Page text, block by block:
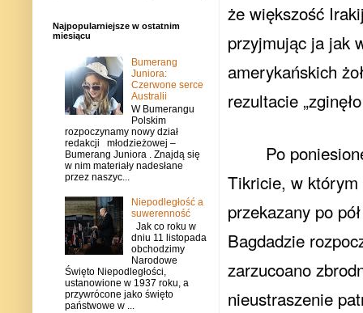
że większość
przyjmując ja jak
amerykańskich
rezultacie
Po
Tikricie, w którym
przekazany po
Bagdadzie
zarzucoano
nieustraszenie
Najpopularniejsze w ostatnim
miesiącu
Bumerang
Juniora:
Czerwone serce
Australii
W Bumerangu
Polskim
rozpoczynamy nowy dział
redakcji młodzieżowej –
Bumerang Juniora . Znajdą się
w nim materiały nadesłane
przez naszyc...
Niepodległość a
suwerenność
Jak co roku w
dniu 11 listopada
obchodzimy
Narodowe
Święto Niepodległości,
ustanowione w 1937 roku, a
przywrócone jako święto
państwowe w ...